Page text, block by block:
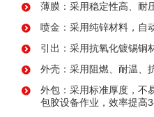
薄膜：采用稳定性高、耐
喷金：采用纯锌材料，自
引出：采用抗氧化镀锡铜
外壳：采用阻燃、耐温、
外包：采用标准厚度，不
包胶设备作业，效率提高